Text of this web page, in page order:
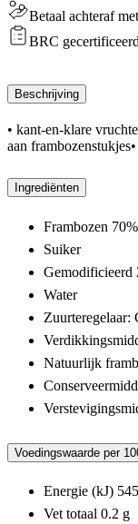
6
Kg
aantal
Betaal achteraf
BRC gecertificeerd
Beschrijving
• kant-en-klare
aan
Ingrediënten
Frambozen 70%
Suiker
Gemodificieerd
Water
Zuurteregelaar:
Natuurlijk
Voedingswaarde per
Energie (kJ)
Vet totaal 0.2 g